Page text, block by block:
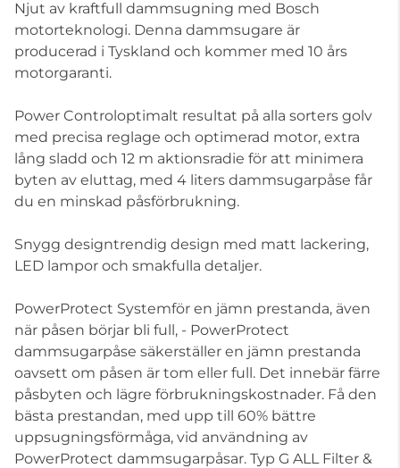
Njut av kraftfull dammsugning med Bosch
motorteknologi. Denna dammsugare är
producerad i Tyskland och kommer med 10 års
motorgaranti.
Power Controloptimalt resultat på alla sorters golv
med precisa reglage och optimerad motor, extra
lång sladd och 12 m aktionsradie för att minimera
byten av eluttag, med 4 liters dammsugarpåse får
du en minskad påsförbrukning.
Snygg designtrendig design med matt lackering,
LED lampor och smakfulla detaljer.
PowerProtect Systemför en jämn prestanda, även
när påsen börjar bli full, - PowerProtect
dammsugarpåse säkerställer en jämn prestanda
oavsett om påsen är tom eller full. Det innebär färre
påsbyten och lägre förbrukningskostnader. Få den
bästa prestandan, med upp till 60% bättre
uppsugningsförmåga, vid användning av
PowerProtect dammsugarpåsar. Typ G ALL Filter &